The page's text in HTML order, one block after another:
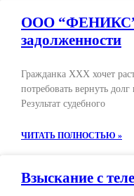
ООО “ФЕНИКС”
задолженности
Гражданка ХХХ хочет
потребовать вернуть
Результат судебного
ЧИТАТЬ ПОЛНОСТЬЮ »
Взыскание с